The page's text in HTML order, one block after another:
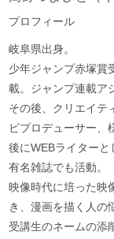
プロフィール
岐阜県出身。
少年ジャンプ赤塚賞
載。ジャンプ連載ア
その後、クリエイテ
ビプロデューサー、
後にWEBライター
有名雑誌でも活動。
映像時代に培った映
き、漫画を描く人の
受講生のネームの添